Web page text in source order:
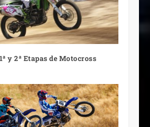
y 2ª Etapas de Motocross